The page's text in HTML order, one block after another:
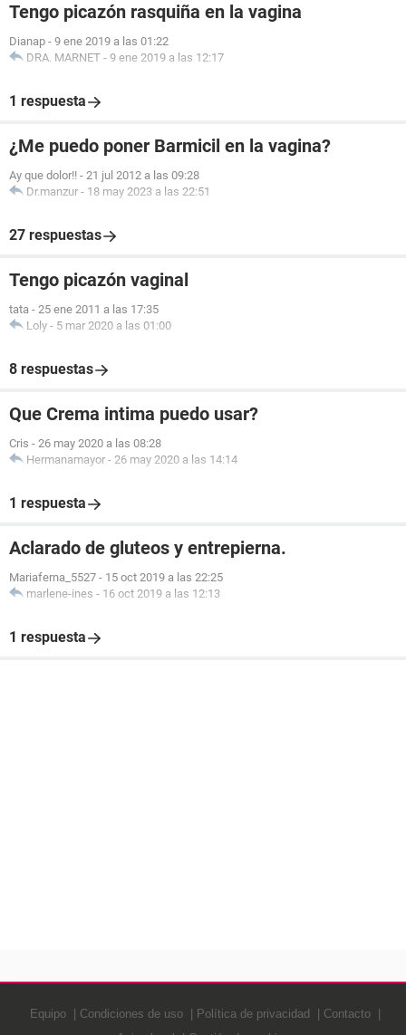
Tengo picazón rasquiña en la vagina
Dianap - 9 ene 2019 a las 01:22
DRA. MARNET - 9 ene 2019 a las 12:17
1 respuesta
¿Me puedo poner Barmicil en la vagina?
Ay que dolor!! - 21 jul 2012 a las 09:28
Dr.manzur - 18 may 2023 a las 22:51
27 respuestas
Tengo picazón vaginal
tata - 25 ene 2011 a las 17:35
Loly - 5 mar 2020 a las 01:00
8 respuestas
Que Crema intima puedo usar?
Cris - 26 may 2020 a las 08:28
Hermanamayor - 26 may 2020 a las 14:14
1 respuesta
Aclarado de gluteos y entrepierna.
Mariaferna_5527 - 15 oct 2019 a las 22:25
marlene-ines - 16 oct 2019 a las 12:13
1 respuesta
Equipo Condiciones de uso Política de privacidad
Contacto